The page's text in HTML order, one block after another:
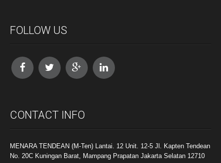
FOLLOW US
CONTACT INFO
MENARA TENDEAN (M-Ten) Lantai. 12 Unit. 12-5 Jl. Kapten Tendean
No. 20C Kuningan Barat, Mampang Prapatan Jakarta Selatan 12710